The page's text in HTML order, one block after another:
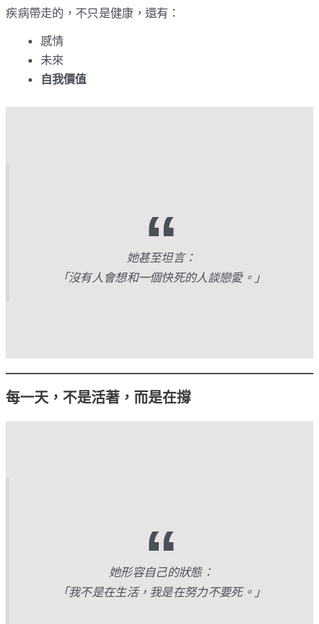
疾病帶走的，不只是健康，還有：
感情
未來
自我價值
她甚至坦言：
「沒有人會想和一個快死的人談戀愛。」
每一天，不是活著，而是在撐
她形容自己的狀態：
「我不是在生活，我是在努力不要死。」